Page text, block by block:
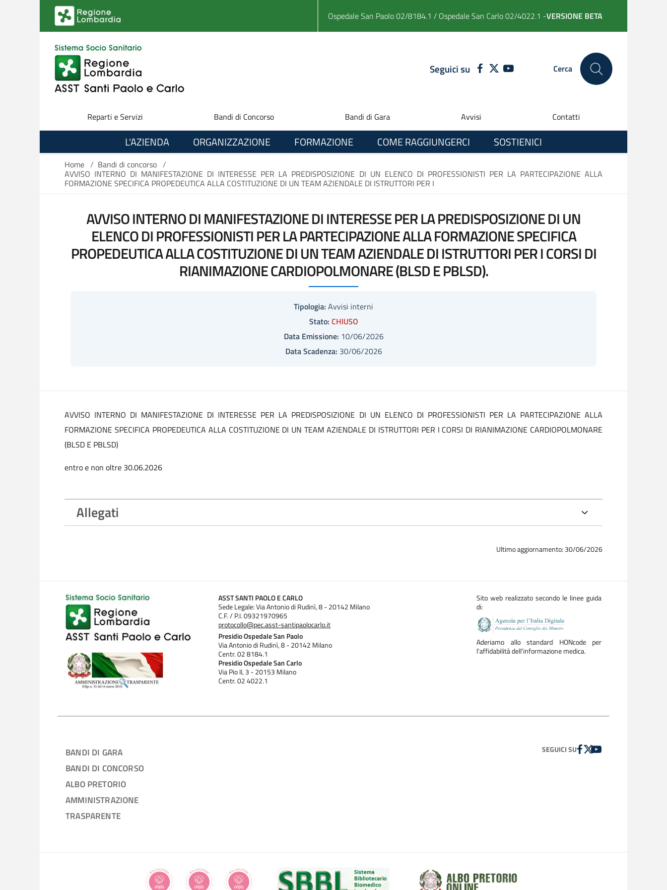
Salta al contenuto principale
Ospedale San Paolo 02/8184.1 / Ospedale San Carlo 02/4022.1 -VERSIONE BETA
Seguici suFACEBOOK
TWITTERYOUTUBE Cerca
Reparti e Servizi Bandi di Concorso Bandi di Gara Avvisi Contatti
L'AZIENDA ORGANIZZAZIONE FORMAZIONE COME RAGGIUNGERCI SOSTIENICI
Home / Bandi di concorso /
AVVISO INTERNO DI MANIFESTAZIONE DI INTERESSE PER LA PREDISPOSIZIONE DI UN ELENCO DI PROFESSIONISTI PER LA PARTECIPAZIONE ALLA
FORMAZIONE SPECIFICA PROPEDEUTICA ALLA COSTITUZIONE DI UN TEAM AZIENDALE DI ISTRUTTORI PER I
AVVISO INTERNO DI MANIFESTAZIONE DI INTERESSE PER LA PREDISPOSIZIONE DI UN
ELENCO DI PROFESSIONISTI PER LA PARTECIPAZIONE ALLA FORMAZIONE SPECIFICA
PROPEDEUTICA ALLA COSTITUZIONE DI UN TEAM AZIENDALE DI ISTRUTTORI PER I CORSI DI
RIANIMAZIONE CARDIOPOLMONARE (BLSD E PBLSD).
Tipologia: Avvisi interni
Stato: CHIUSO
Data Emissione: 10/06/2026
Data Scadenza: 30/06/2026
AVVISO INTERNO DI MANIFESTAZIONE DI INTERESSE PER LA PREDISPOSIZIONE DI UN ELENCO DI PROFESSIONISTI PER LA PARTECIPAZIONE ALLA
FORMAZIONE SPECIFICA PROPEDEUTICA ALLA COSTITUZIONE DI UN TEAM AZIENDALE DI ISTRUTTORI PER I CORSI DI RIANIMAZIONE CARDIOPOLMONARE
(BLSD E PBLSD)
entro e non oltre 30.06.2026
Allegati
Ultimo aggiornamento: 30/06/2026
ASST SANTI PAOLO E CARLO
Sede Legale: Via Antonio di Rudinì, 8 - 20142 Milano
C.F. / P.I. 09321970965
protocollo@pec.asst-santipaolocarlo.it
Presidio Ospedale San Paolo
Via Antonio di Rudinì, 8 - 20142 Milano
Centr. 02 8184.1
Presidio Ospedale San Carlo
Via Pio II, 3 - 20153 Milano
Centr. 02 4022.1
Sito web realizzato secondo le linee guida
di:
Aderiamo allo standard HONcode per
l'affidabilità dell'informazione medica.
BANDI DI GARA
BANDI DI CONCORSO
ALBO PRETORIO
AMMINISTRAZIONE
TRASPARENTE
SEGUICI SUFACEBOOK
TWITTER
YOUTUBE